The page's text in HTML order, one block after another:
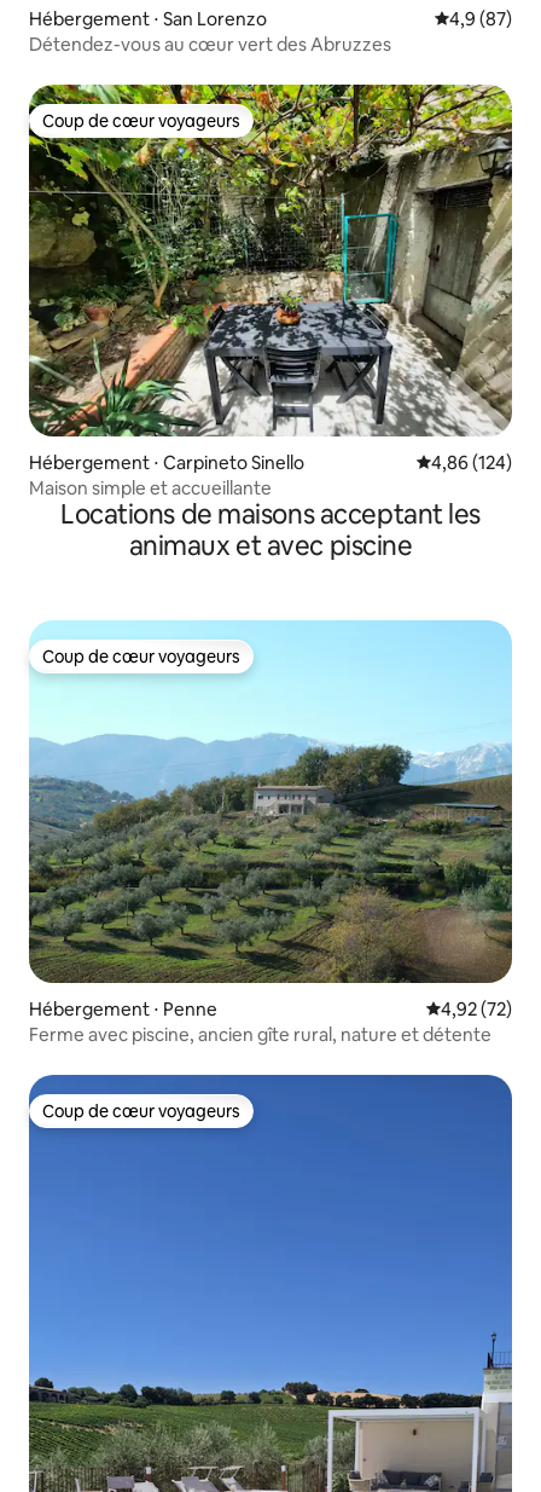
Hébergement ⋅ San Lorenzo Évaluation
4,9 (87)
Détendez-vous au cœur vert des Abruzzes
Coup de cœur voyageurs
Coup de cœur voyageurs
Hébergement ⋅ Carpineto Sinello Évaluation
4,86 (124)
Maison simple et accueillante
Locations de maisons acceptant les
animaux et avec piscine
Coup de cœur voyageurs
Coup de cœur voyageurs
Hébergement ⋅ Penne Évaluation
4,92 (72)
Ferme avec piscine, ancien gîte rural, nature et détente
Coup de cœur voyageurs
Coup de cœur voyageurs